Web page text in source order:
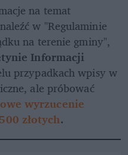
na temat
w "Regulaminie
na terenie gminy",
Informacji
przypadkach wpisy w
ale próbować
wyrzucenie
złotych.